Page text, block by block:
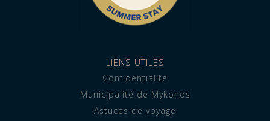
LIENS UTILES
Confidentialité
Municipalité de Mykonos
Astuces de voyage